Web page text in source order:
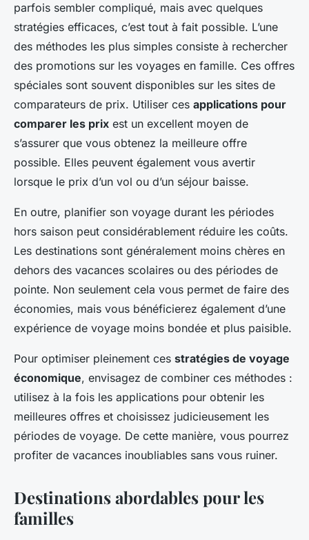
Yanis 20 février 2025 5 min de lecture
parfois sembler compliqué, mais avec quelques
stratégies efficaces, c’est tout à fait possible. L’une
des méthodes les plus simples consiste à rechercher
des promotions sur les voyages en famille. Ces offres
spéciales sont souvent disponibles sur les sites de
comparateurs de prix. Utiliser ces applications pour
comparer les prix est un excellent moyen de
s’assurer que vous obtenez la meilleure offre
possible. Elles peuvent également vous avertir
lorsque le prix d’un vol ou d’un séjour baisse.
En outre, planifier son voyage durant les périodes
hors saison peut considérablement réduire les coûts.
Les destinations sont généralement moins chères en
dehors des vacances scolaires ou des périodes de
pointe. Non seulement cela vous permet de faire des
économies, mais vous bénéficierez également d’une
expérience de voyage moins bondée et plus paisible.
Pour optimiser pleinement ces stratégies de voyage
économique, envisagez de combiner ces méthodes :
utilisez à la fois les applications pour obtenir les
meilleures offres et choisissez judicieusement les
périodes de voyage. De cette manière, vous pourrez
profiter de vacances inoubliables sans vous ruiner.
Destinations abordables pour les
familles